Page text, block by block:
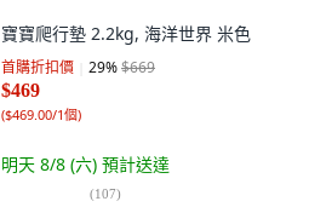
寶寶爬行墊 2.2kg, 海洋世界 米色
首購折扣價 29%$669
$469
($469.00/1個)
明天 8/8 (六) 預計送達
(107)